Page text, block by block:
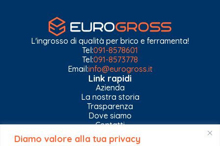
Diamo valore alla tua privacy
L'ingrosso di qualità per brico e ferramenta!
Tel:091-8578601
Tel:091-8573778
Email:info@eurogross.it
Link rapidi
Azienda
La nostra storia
Trasparenza
Dove siamo
Contatti